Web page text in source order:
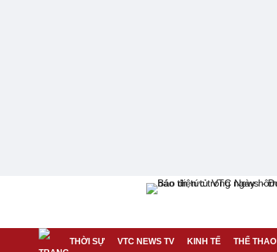
THỜI SỰ VTC NEWS TV KINH TẾ THỂ THAO